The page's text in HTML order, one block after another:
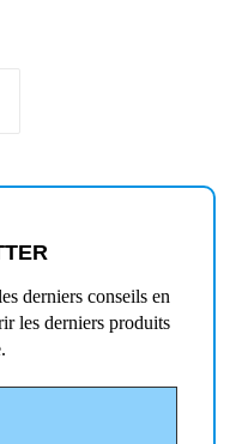
derniers conseils en
les derniers produits